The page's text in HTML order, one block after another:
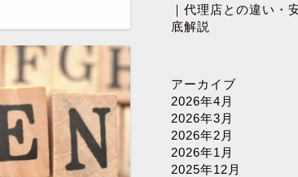
｜代理店との違い・
底解説
アーカイブ
2026年4月
2026年3月
2026年2月
2026年1月
2025年12月